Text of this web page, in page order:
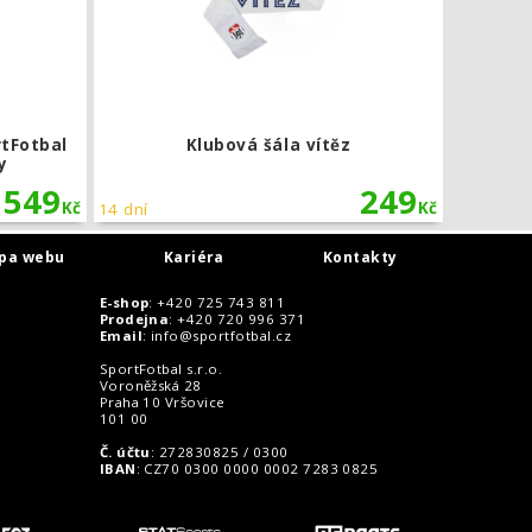
549Kč
Klubová šála vítěz
249Kč
14 dní
webu Kariéra Kontakty
E-shop: +420 725 743 811
Prodejna: +420 720 996 371
Email: info@sportfotbal.cz
SportFotbal s.r.o.
Voroněžská 28
Praha 10 Vršovice
101 00
Č. účtu : 272830825 / 0300
IBAN : CZ70 0300 0000 0002 7283 0825